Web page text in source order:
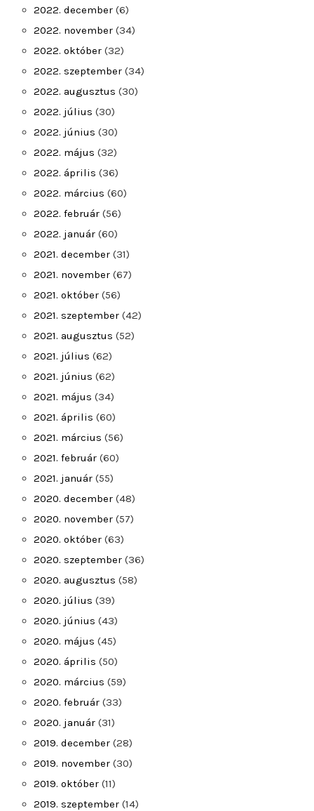
2022. december (6)
2022. november (34)
2022. október (32)
2022. szeptember (34)
2022. augusztus (30)
2022. július (30)
2022. június (30)
2022. május (32)
2022. április (36)
2022. március (60)
2022. február (56)
2022. január (60)
2021. december (31)
2021. november (67)
2021. október (56)
2021. szeptember (42)
2021. augusztus (52)
2021. július (62)
2021. június (62)
2021. május (34)
2021. április (60)
2021. március (56)
2021. február (60)
2021. január (55)
2020. december (48)
2020. november (57)
2020. október (63)
2020. szeptember (36)
2020. augusztus (58)
2020. július (39)
2020. június (43)
2020. május (45)
2020. április (50)
2020. március (59)
2020. február (33)
2020. január (31)
2019. december (28)
2019. november (30)
2019. október (11)
2019. szeptember (14)